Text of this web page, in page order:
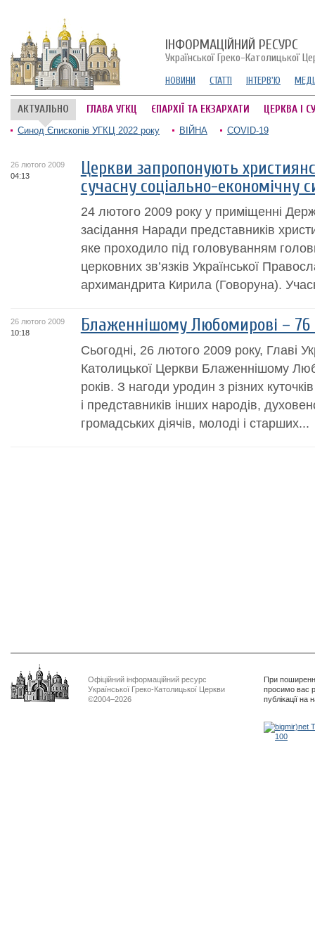
ІНФОРМАЦІЙНИЙ РЕСУРС
Української Греко-Католицької
НОВИНИ СТАТТІ ІНТЕРВ'Ю
АКТУАЛЬНО ГЛАВА УГКЦ ЄПАРХІЇ ТА ЕКЗАРХАТИ ЦЕРКВА І
Синод Єпископів УГКЦ 2022 року ВІЙНА COVID-19
26 лютого 2009
04:13
Церкви запропонують
сучасну соціально-економічну
24 лютого 2009 року у приміщенні
засідання Наради представників
яке проходило під головуванням
церковних зв’язків Української
архимандрита Кирила (Говоруна).
26 лютого 2009
10:18
Блаженнішому Любомирові – 76
Сьогодні, 26 лютого 2009 року, Главі
Католицької Церкви Блаженнішому
років. З нагоди уродин з різних куточків
і представників інших народів,
громадських діячів, молоді і старших...
Офіційний інформаційний ресурс
Української Греко-Католицької Церкви
©2004–2026
При
просимо вас
публікації на